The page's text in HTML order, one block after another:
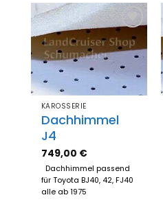
Zum
Merkzettel
hinzufügen
KAROSSERIE
Dachhimmel
J4
749,00 €
Dachhimmel passend
für Toyota BJ40, 42, FJ40
alle ab 1975